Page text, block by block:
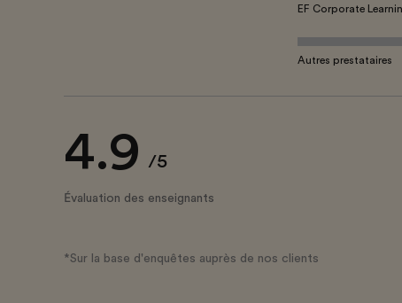
EF Corporate
Autres prestataires
4.9 /5
Évaluation des enseignants
*Sur la base d'enquêtes auprès de nos clients